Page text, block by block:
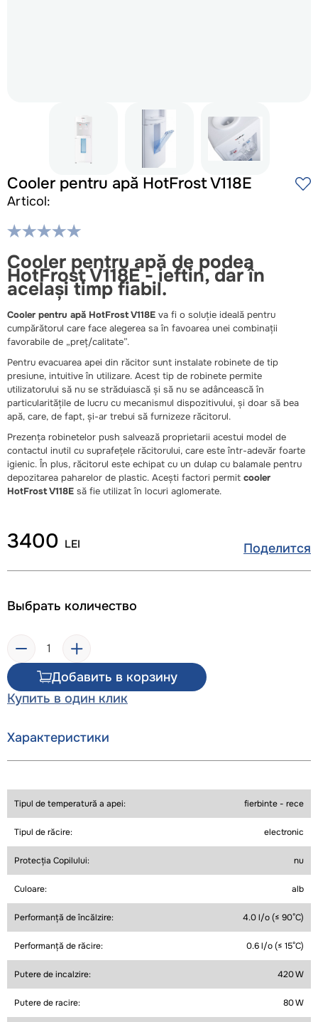
Cooler pentru apă HotFrost V118E
Articol:
Cooler pentru apă de podea
HotFrost V118E - ieftin, dar în
același timp fiabil.
Cooler pentru apă HotFrost V118E va fi o soluție ideală pentru
cumpărătorul care face alegerea sa în favoarea unei combinații
favorabile de „preț/calitate”.
Pentru evacuarea apei din răcitor sunt instalate robinete de tip
presiune, intuitive în utilizare. Acest tip de robinete permite
utilizatorului să nu se străduiască și să nu se adâncească în
particularitățile de lucru cu mecanismul dispozitivului, și doar să bea
apă, care, de fapt, și-ar trebui să furnizeze răcitorul.
Prezența robinetelor push salvează proprietarii acestui model de
contactul inutil cu suprafețele răcitorului, care este într-adevăr foarte
igienic. În plus, răcitorul este echipat cu un dulap cu balamale pentru
depozitarea paharelor de plastic. Acești factori permit cooler
HotFrost V118E să fie utilizat în locuri aglomerate.
3400 LEI Поделится
Выбрать количество
Добавить в корзину
Купить в один клик
Характеристики
Tipul de temperatură a apei: fierbinte - rece
Tipul de răcire: electronic
Protecția Copilului: nu
Culoare: alb
Performanță de încălzire: 4.0 l/o (≤ 90°C)
Performanță de răcire: 0.6 l/o (≤ 15°C)
Putere de incalzire: 420 W
Putere de racire: 80 W